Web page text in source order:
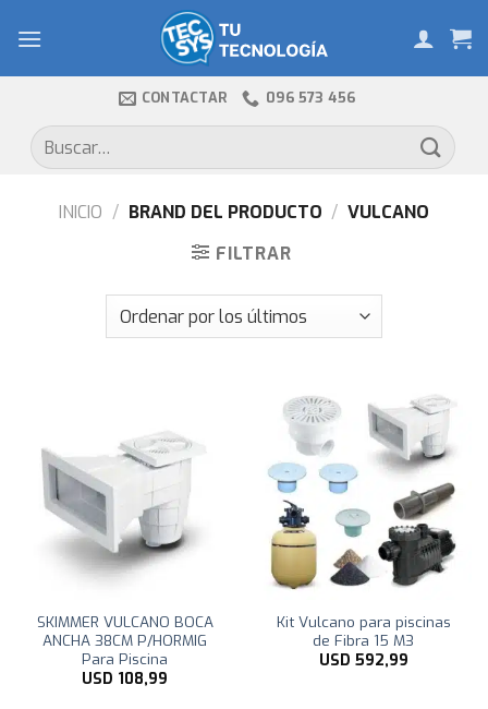
CONTACTAR 096 573 456
Buscar
por:
INICIO / BRAND DEL PRODUCTO / VULCANO
FILTRAR
SKIMMER VULCANO BOCA
ANCHA 38CM P/HORMIG
Para Piscina
USD 108,99
Kit Vulcano para piscinas
de Fibra 15 M3
USD 592,99